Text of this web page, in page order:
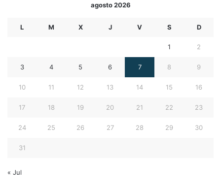
agosto 2026
L M X J V S D
1 2
3 4 5 6 7 8 9
10 11 12 13 14 15 16
17 18 19 20 21 22 23
24 25 26 27 28 29 30
31
« Jul